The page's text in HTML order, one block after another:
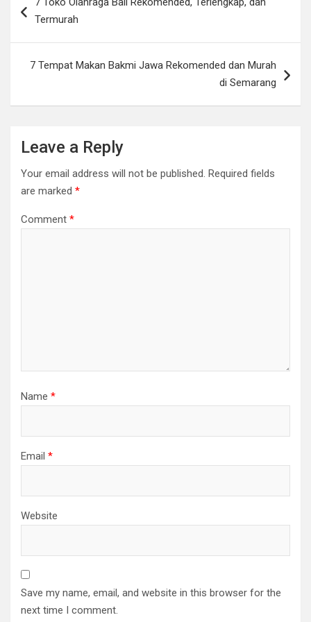
navigation
Termurah
7 Tempat Makan Bakmi Jawa Rekomended dan Murah
di Semarang
Leave a Reply
Your email address will not be published. Required fields
are marked *
Comment *
Name *
Email *
Website
Save my name, email, and website in this browser for the
next time I comment.